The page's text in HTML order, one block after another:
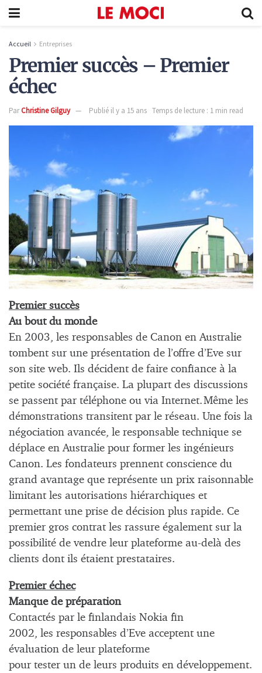
Accueil Entreprises
Premier succès – Premier
échec
ParChristine Gilguy Publié il y a 15 ans Temps de lecture : 1 min read
Premier succès
Au bout du monde
En 2003, les responsables de Canon en Australie
tombent sur une présentation de l’offre d’Eve sur
son site web. Ils décident de faire confiance à la
petite société française. La plupart des discussions
se passent par téléphone ou via Internet. Même les
démonstrations transitent par le réseau. Une fois la
négociation avancée, le responsable technique se
déplace en Australie pour former les ingénieurs
Canon. Les fondateurs prennent conscience du
grand avantage que représente un prix raisonnable
limitant les autorisations hiérarchiques et
permettant une prise de décision plus rapide. Ce
premier gros contrat les rassure également sur la
possibilité de vendre leur plateforme au-delà des
clients dont ils étaient prestataires.
Premier échec
Manque de préparation
Contactés par le finlandais Nokia fin
2002, les responsables d’Eve acceptent une
évaluation de leur plateforme
pour tester un de leurs produits en développement.